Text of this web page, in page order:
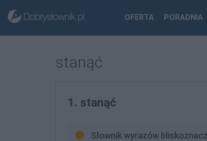
OFERTA PORADNIA
stanąć
1. stanąć
Słownik wyrazów